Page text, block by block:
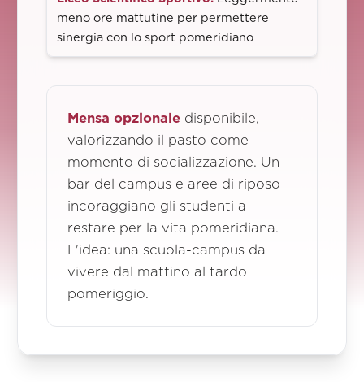
meno ore mattutine per permettere
sinergia con lo sport pomeridiano
Mensa opzionale disponibile,
valorizzando il pasto come
momento di socializzazione. Un
bar del campus e aree di riposo
incoraggiano gli studenti a
restare per la vita pomeridiana.
L'idea: una scuola-campus da
vivere dal mattino al tardo
pomeriggio.